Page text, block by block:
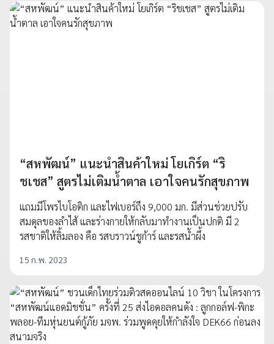
“สหพัฒน์” แนะนำสินค้าใหม่ โยเกิร์ต “ริ
ชเชส” สูตรไม่เติมน้ำตาล เอาใจคนรักสุขภาพ
แถมมีโพรไบโอติก และไฟเบอร์ถึง 9,000 มก. มีส่วนช่วยปรับ
สมดุลของลำไส้ และร่างกายให้กลับมาทำงานเป็นปกติ มี 2
รสชาติให้ลิ้มลอง คือ รสบราวน์ชูก้าร์ และรสน้ำผึ้ง
15 ก.พ. 2023